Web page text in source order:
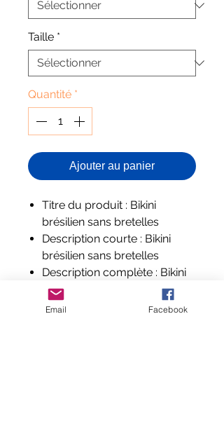
Taille *
Quantité *
Ajouter au panier
Titre du produit : Bikini
brésilien sans bretelles
Description courte : Bikini
brésilien sans bretelles
Description complète : Bikini
brésilien sans bretelles, taille
basse avec coussinet.
Email Facebook